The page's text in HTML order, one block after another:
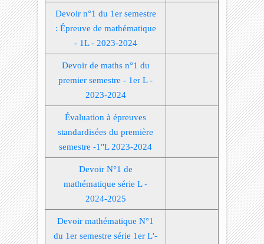
Devoir n°1 du 1er semestre
: Épreuve de mathématique
- 1L - 2023-2024
Devoir de maths n°1 du
premier semestre - 1er L -
2023-2024
Évaluation à épreuves
standardisées du première
semestre -1"L 2023-2024
Devoir N°1 de
mathématique série L -
2024-2025
Devoir mathématique N°1
du 1er semestre série 1er L'-